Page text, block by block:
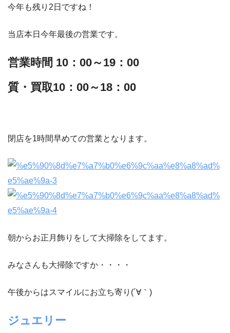
今年も残り2日ですね！
当店本日今年最後の営業です。
営業時間 10：00～19：00
質・買取10：00～18：00
閉店を1時間早めての営業となります。
朝からお正月飾りをして大掃除をしてます。
みなさんも大掃除ですか・・・・
午後からはスマイルにお立ち寄り(´∀｀)
ジュエリー